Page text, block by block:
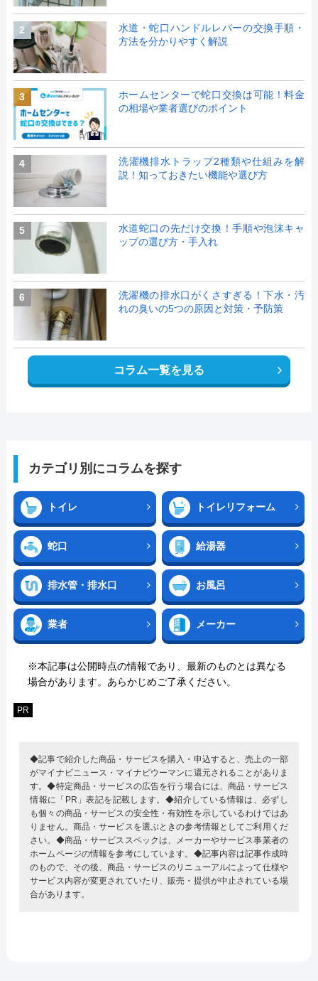
2
水道・蛇口ハンドルレバーの交換手順・
方法を分かりやすく解説
3
ホームセンターで蛇口交換は可能！料金
の相場や業者選びのポイント
4
洗濯機排水トラップ2種類や仕組みを解
説！知っておきたい機能や選び方
5
水道蛇口の先だけ交換！手順や泡沫キャ
ップの選び方・手入れ
6
洗濯機の排水口がくさすぎる！下水・汚
れの臭いの5つの原因と対策・予防策
コラム一覧を見る
カテゴリ別にコラムを探す
トイレ トイレリフォーム
蛇口 給湯器
排水管・排水口 お風呂
業者 メーカー
※本記事は公開時点の情報であり、最新のものとは異なる
場合があります。あらかじめご了承ください。
PR
◆記事で紹介した商品・サービスを購入・申込すると、売上の一部
がマイナビニュース・マイナビウーマンに還元されることがありま
す。◆特定商品・サービスの広告を行う場合には、商品・サービス
情報に「PR」表記を記載します。◆紹介している情報は、必ずし
も個々の商品・サービスの安全性・有効性を示しているわけではあ
りません。商品・サービスを選ぶときの参考情報としてご利用くだ
さい。◆商品・サービススペックは、メーカーやサービス事業者の
ホームページの情報を参考にしています。◆記事内容は記事作成時
のもので、その後、商品・サービスのリニューアルによって仕様や
サービス内容が変更されていたり、販売・提供が中止されている場
合があります。